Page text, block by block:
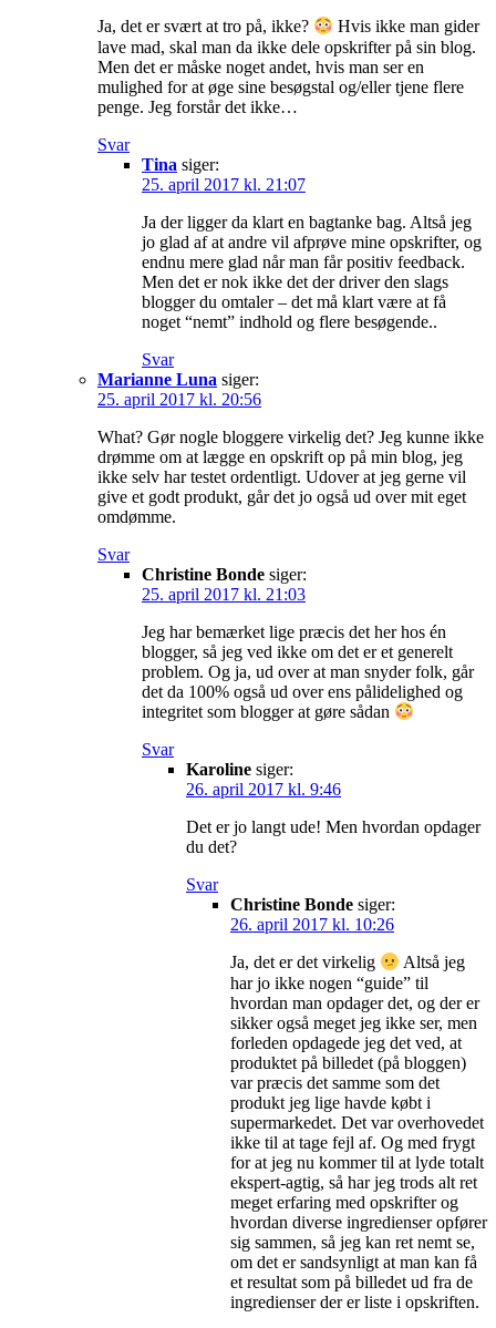
Ja, det er svært at tro på, ikke?
Hvis ikke man gider
lave mad, skal man da ikke dele opskrifter på sin blog.
Men det er måske noget andet, hvis man ser en
mulighed for at øge sine besøgstal og/eller tjene flere
penge. Jeg forstår det ikke…
Svar
Tina siger:
25. april 2017 kl. 21:07
Ja der ligger da klart en bagtanke bag. Altså jeg
jo glad af at andre vil afprøve mine opskrifter, og
endnu mere glad når man får positiv feedback.
Men det er nok ikke det der driver den slags
blogger du omtaler – det må klart være at få
noget “nemt” indhold og flere besøgende..
Svar
Marianne Luna siger:
25. april 2017 kl. 20:56
What? Gør nogle bloggere virkelig det? Jeg kunne ikke
drømme om at lægge en opskrift op på min blog, jeg
ikke selv har testet ordentligt. Udover at jeg gerne vil
give et godt produkt, går det jo også ud over mit eget
omdømme.
Svar
Christine Bonde siger:
25. april 2017 kl. 21:03
Jeg har bemærket lige præcis det her hos én
blogger, så jeg ved ikke om det er et generelt
problem. Og ja, ud over at man snyder folk, går
det da 100% også ud over ens pålidelighed og
integritet som blogger at gøre sådan
Svar
Karoline siger:
26. april 2017 kl. 9:46
Det er jo langt ude! Men hvordan opdager
du det?
Svar
Christine Bonde siger:
26. april 2017 kl. 10:26
Ja, det er det virkelig
Altså jeg
har jo ikke nogen “guide” til
hvordan man opdager det, og der er
sikker også meget jeg ikke ser, men
forleden opdagede jeg det ved, at
produktet på billedet (på bloggen)
var præcis det samme som det
produkt jeg lige havde købt i
supermarkedet. Det var overhovedet
ikke til at tage fejl af. Og med frygt
for at jeg nu kommer til at lyde totalt
ekspert-agtig, så har jeg trods alt ret
meget erfaring med opskrifter og
hvordan diverse ingredienser opfører
sig sammen, så jeg kan ret nemt se,
om det er sandsynligt at man kan få
et resultat som på billedet ud fra de
ingredienser der er liste i opskriften.